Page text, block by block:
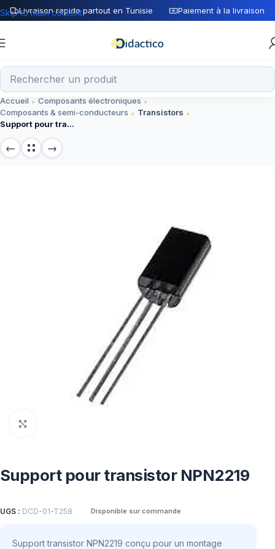
Livraison rapide partout en Tunisie Paiement à la livraison
Skip to main content
Accueil
Composants électroniques
Composants & semi-conducteurs
Transistors
Support pour transistor NPN2219
Support pour transistor NPN2219
UGS : DCD-01-T258 Disponible sur commande
Support transistor NPN2219 conçu pour un montage